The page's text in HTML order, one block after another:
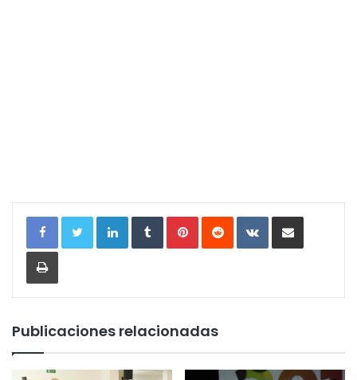
LinkedInTumblrPinterestReddit VKontakteCompartir por correo
Imprimir
Publicaciones relacionadas